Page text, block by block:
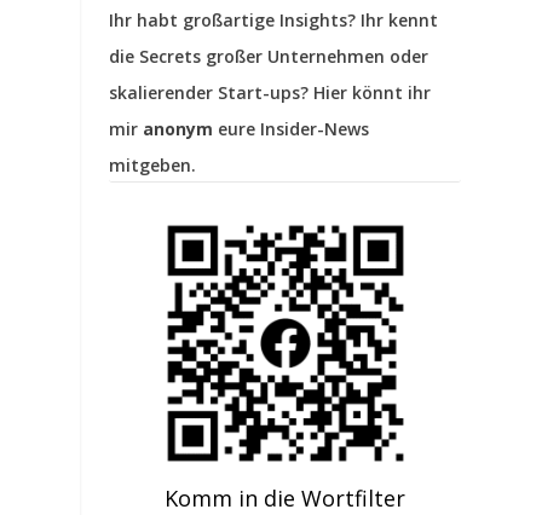
Ihr habt großartige Insights? Ihr kennt
die Secrets großer Unternehmen oder
skalierender Start-ups? Hier könnt ihr
mir anonym eure Insider-News
mitgeben.
Komm in die Wortfilter